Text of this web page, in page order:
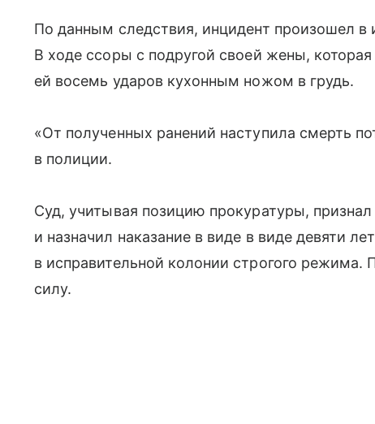
По данным следствия, инцидент произошел
В ходе ссоры с подругой своей жены,
ей восемь ударов кухонным ножом в грудь.
«От полученных ранений наступила смерть
в полиции.
Суд, учитывая позицию прокуратуры,
и назначил наказание в виде в виде девяти
в исправительной колонии строгого режима.
силу.